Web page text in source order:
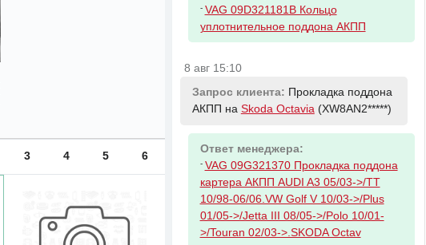
3 4 5 6
- VAG 09D321181B Кольцо
уплотнительное поддона АКПП
8 авг 15:10
Запрос клиента: Прокладка поддона
АКПП на Skoda Octavia(XW8AN2*****)
Ответ менеджера:
- VAG 09G321370 Прокладка поддона
картера АКПП AUDI A3 05/03->/TT
10/98-06/06.VW Golf V 10/03->/Plus
01/05->/Jetta III 08/05->/Polo 10/01-
>/Touran 02/03->.SKODA Octav